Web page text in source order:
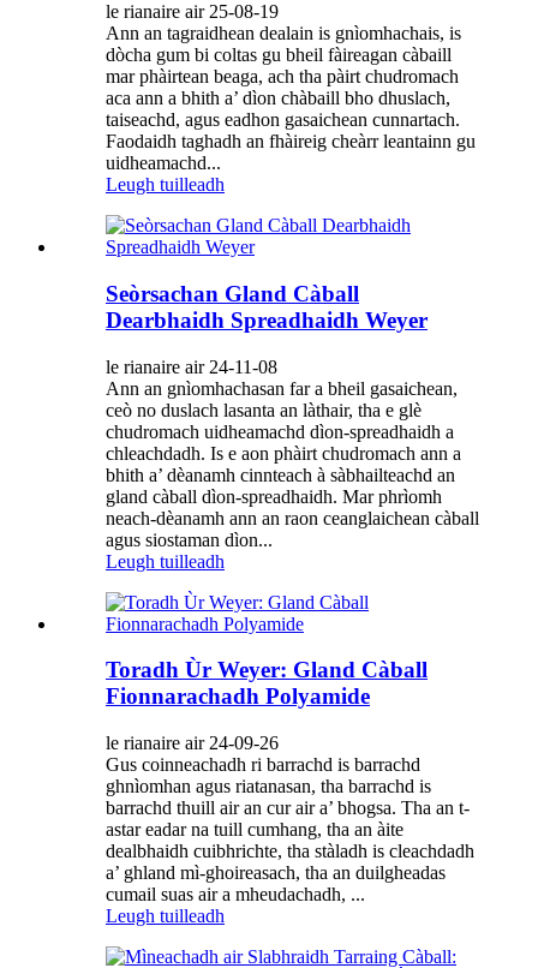
le rianaire air 25-08-19
Ann an tagraidhean dealain is gnìomhachais, is
dòcha gum bi coltas gu bheil fàireagan càbaill
mar phàirtean beaga, ach tha pàirt chudromach
aca ann a bhith a’ dìon chàbaill bho dhuslach,
taiseachd, agus eadhon gasaichean cunnartach.
Faodaidh taghadh an fhàireig cheàrr leantainn gu
uidheamachd...
Leugh tuilleadh
Seòrsachan Gland Càball
Dearbhaidh Spreadhaidh Weyer
le rianaire air 24-11-08
Ann an gnìomhachasan far a bheil gasaichean,
ceò no duslach lasanta an làthair, tha e glè
chudromach uidheamachd dìon-spreadhaidh a
chleachdadh. Is e aon phàirt chudromach ann a
bhith a’ dèanamh cinnteach à sàbhailteachd an
gland càball dìon-spreadhaidh. Mar phrìomh
neach-dèanamh ann an raon ceanglaichean càball
agus siostaman dìon...
Leugh tuilleadh
Toradh Ùr Weyer: Gland Càball
Fionnarachadh Polyamide
le rianaire air 24-09-26
Gus coinneachadh ri barrachd is barrachd
ghnìomhan agus riatanasan, tha barrachd is
barrachd thuill air an cur air a’ bhogsa. Tha an t-
astar eadar na tuill cumhang, tha an àite
dealbhaidh cuibhrichte, tha stàladh is cleachdadh
a’ ghland mì-ghoireasach, tha an duilgheadas
cumail suas air a mheudachadh, ...
Leugh tuilleadh